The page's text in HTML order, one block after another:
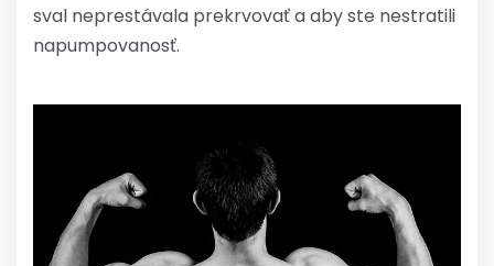
sval neprestávala prekrvovať a aby ste nestratili
napumpovanosť.